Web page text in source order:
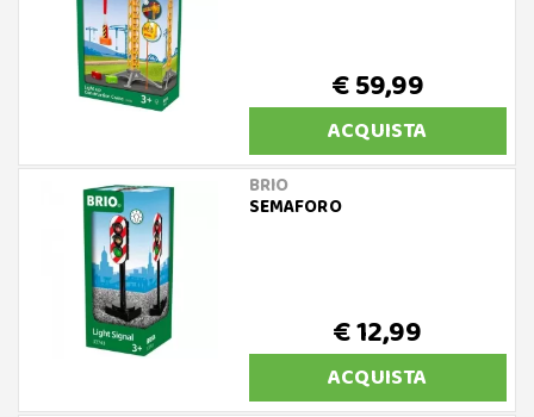
€ 59,99
ACQUISTA
BRIO
SEMAFORO
€ 12,99
ACQUISTA